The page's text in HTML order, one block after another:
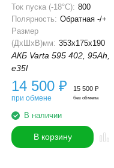
Ток пуска (-18°С): 800
Полярность: Обратная -/+
Размер
(ДхШхВ)мм: 353x175x190
АКБ Varta 595 402, 95Ah,
e35l
14 500 ₽
при обмене
15 500 ₽
без обмена
В наличии
В корзину